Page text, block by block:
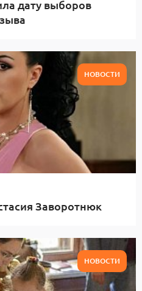
дату выборов
НОВОСТИ
Заворотнюк
НОВОСТИ